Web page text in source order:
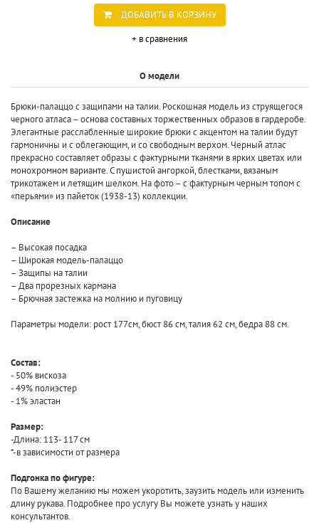
ДОБАВИТЬ В КОРЗИНУ
+ в сравнения
О модели
Брюки-палаццо с защипами на талии. Роскошная модель из струящегося
черного атласа – основа составных торжественных образов в гардеробе.
Элегантные расслабленные широкие брюки с акцентом на талии будут
гармоничны и с облегающим, и со свободным верхом. Черный атлас
прекрасно составляет образы с фактурными тканями в ярких цветах или
монохромном варианте. С пушистой ангоркой, блестками, вязаным
трикотажем и летящим шелком. На фото – с фактурным черным топом с
«перьями» из пайеток (1938-13) коллекции.
Описание
– Высокая посадка
– Широкая модель-палаццо
– Защипы на талии
– Два прорезных кармана
– Брючная застежка на молнию и пуговицу
Параметры модели: рост 177см, бюст 86 см, талия 62 см, бедра 88 см.
Состав:
- 50% вискоза
- 49% полиэстер
- 1% эластан
Размер:
-Длина: 113- 117 см
*-в зависимости от размера
Подгонка по фигуре:
По Вашему желанию мы можем укоротить, заузить модель или изменить
длину рукава. Подробнее про услугу Вы можете узнать у наших
консультантов.